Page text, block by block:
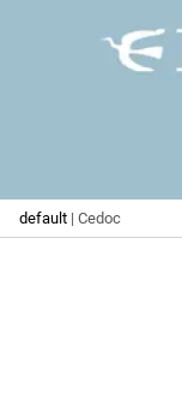
default | Cedoc